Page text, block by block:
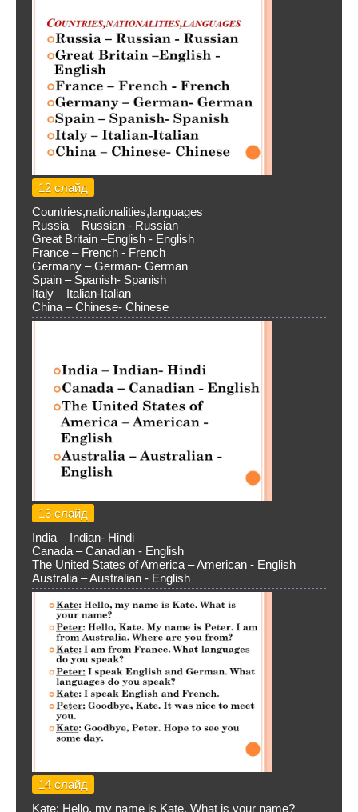
12 слайд
Countries,nationalities,languages
Russia – Russian - Russian
Great Britain –English - English
France – French - French
Germany – German- German
Spain – Spanish- Spanish
Italy – Italian-Italian
China – Chinese- Chinese
13 слайд
India – Indian- Hindi
Canada – Canadian - English
The United States of America – American - English
Australia – Australian - English
14 слайд
Kate: Hello, my name is Kate. What is your name?